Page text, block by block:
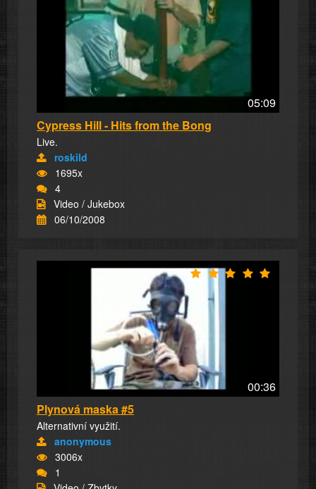
05:09
Cypress Hill - Hits from the Bong
Live.
roskild
1695x
4
Video / Jukebox
06/10/2008
00:36
Plynová maska #5
Alternativní využití.
anonymous
3006x
1